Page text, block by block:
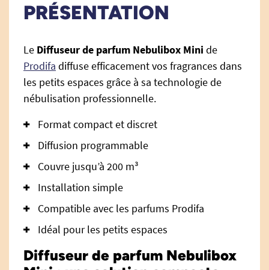
PRÉSENTATION
Le Diffuseur de parfum Nebulibox Mini de
Prodifa diffuse efficacement vos fragrances dans
les petits espaces grâce à sa technologie de
nébulisation professionnelle.
Format compact et discret
Diffusion programmable
Couvre jusqu’à 200 m³
Installation simple
Compatible avec les parfums Prodifa
Idéal pour les petits espaces
Diffuseur de parfum Nebulibox